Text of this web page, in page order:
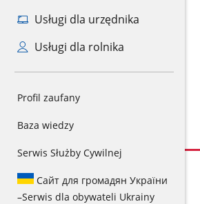
Usługi dla urzędnika
Usługi dla rolnika
Profil zaufany
Baza wiedzy
Serwis Służby Cywilnej
Сайт для громадян України
–Serwis dla obywateli Ukrainy